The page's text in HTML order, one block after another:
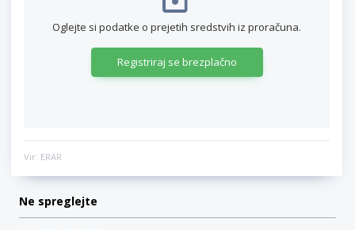
Oglejte si podatke o prejetih sredstvih iz proračuna.
Registriraj se brezplačno
Vir: ERAR
Ne spreglejte